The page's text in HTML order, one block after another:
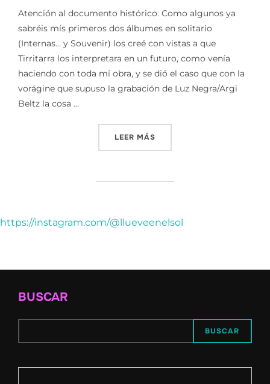
Atención al documento histórico. Como algunos ya
sabréis mís primeros dos álbumes en solitario
(Internas… y Souvenir) los creé con vistas a que
Tirritarra los interpretara en un futuro, como venía
haciendo con toda mí obra, y se dió el caso que con la
vorágine que supuso la grabación de Luz Negra/Argi
Beltz la cosa …
LEER MÁS
https://instagram.com/@llueveenelsol
BUSCAR
BUSCAR